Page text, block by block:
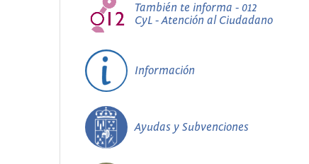
También te informa - 012
CyL - Atención al Ciudadano
Información
Ayudas y Subvenciones